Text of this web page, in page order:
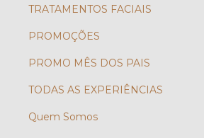
TRATAMENTOS FACIAIS
PROMOÇÕES
PROMO MÊS DOS PAIS
TODAS AS EXPERIÊNCIAS
Quem Somos